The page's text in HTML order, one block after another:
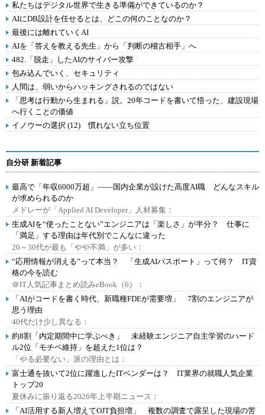
私たちはデジタル世界で生きる準備ができているのか？
AIにDB設計を任せるとは、どこの何のことなのか？
最後には離れていくAI
AIを「答えを教える先生」から「判断の稽古相手」へ
482.「脱走」したAIのサイバー攻撃
包み込んでいく、セキュリティ
人間は、弱いからハッキングされるのではない
「思考は行動から生まれる」説。20年コードを書いて悟った、建設現場
へ行くことの価値
イノウーの選択 (12) 慣れない立ち位置
自分研 新着記事
最高で「年収6000万超」――国内企業が設けた高度AI職 どんなスキル
が求められるのか
メドレーが「Applied AI Developer」人材募集：
生成AIを“使ったことない”エンジニアは「楽しさ」が半分？ 仕事に
「満足」する理由は年代別でこんなに違った
20～30代が最も「やや不満」が多い：
“応用情報が消える”って本当？ 「生成AIパスポート」って何？ IT資
格の今を読む
＠IT人気記事まとめ読みeBook（6）：
「AIがコードを書く時代、新職種FDEが需要増」 7割のエンジニアが
思う理由
40代だけ少し異なる：
約8割「内定期間中に学ぶべき」 未経験エンジニア自主学習のハード
ル2位「モチベ維持」を超えた1位は？
「やる必要ない」派の理由とは：
富士通を抜いて2位に躍進したITベンダーは？ IT業界の就職人気企業
トップ20
夏休みに振り返る2026年上半期ニュース：
「AI活用する新人増えてOJT負担増」 複数の調査で露呈した現場の苦